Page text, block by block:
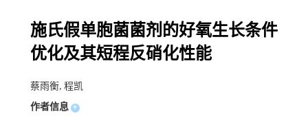
施氏假单胞菌菌剂的好氧生长条件
优化及其短程反硝化性能
蔡雨衡, 程凯
作者信息 +